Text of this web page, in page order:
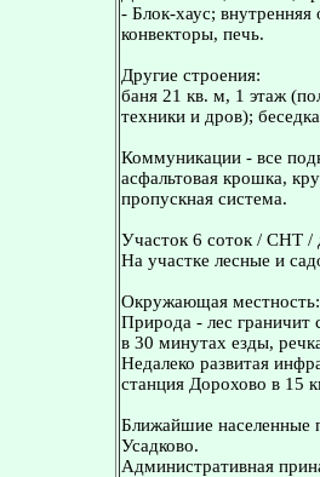
- Блок-хаус; внутренняя
конвекторы, печь.
Другие строения:
баня 21 кв. м, 1 этаж
техники и дров);
Коммуникации - все
асфальтовая крошка,
пропускная система.
Участок 6 соток / СНТ /
На участке лесные и
Окружающая местность:
Природа - лес граничит
в 30 минутах езды,
Недалеко развитая
станция Дорохово в 15
Ближайшие населенные
Усадково.
Административная